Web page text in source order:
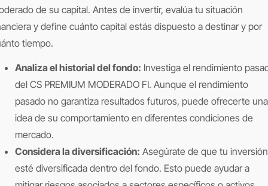
de su capital. Antes de invertir, evalúa tu situación
y define cuánto capital estás dispuesto a destinar y por
tiempo.
Analiza el historial del fondo: Investiga el rendimiento
del CS PREMIUM MODERADO FI. Aunque el rendimiento
pasado no garantiza resultados futuros, puede ofrecerte una
idea de su comportamiento en diferentes condiciones de
mercado.
Considera la diversificación: Asegúrate de que tu inversión
esté diversificada dentro del fondo. Esto puede ayudar a